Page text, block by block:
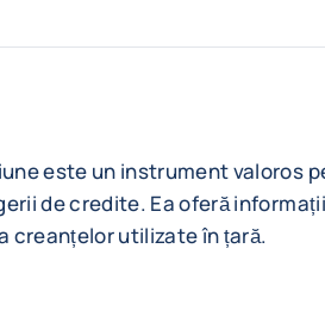
este un instrument valoros
de credite. Ea oferă
creanțelor utilizate în țară.